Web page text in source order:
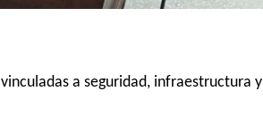
a seguridad, infraestructura y